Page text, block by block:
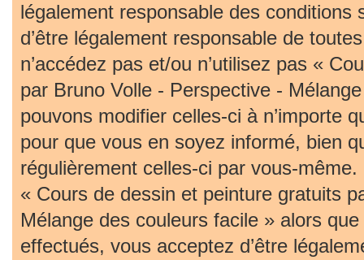
légalement responsable des conditions
d’être légalement responsable de
n’accédez pas et/ou n’utilisez pas «
par Bruno Volle - Perspective -
pouvons modifier celles-ci à n’importe
pour que vous en soyez informé, bien
régulièrement celles-ci par vous-même.
« Cours de dessin et peinture gratuits
Mélange des couleurs facile » alors
effectués, vous acceptez d’être